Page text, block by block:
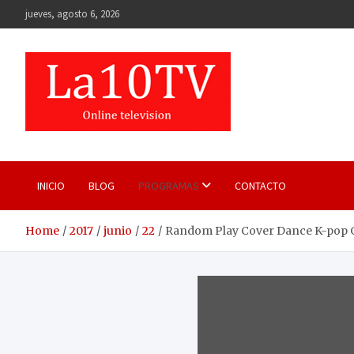
to
jueves, agosto 6, 2026
INICIO BLOG PROGRAMAS CONTACTO
Home 2017 junio 22 Random Play Cover Dance K-